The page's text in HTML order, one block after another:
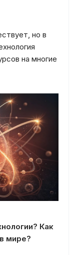
но в
на многие
Как
мире?